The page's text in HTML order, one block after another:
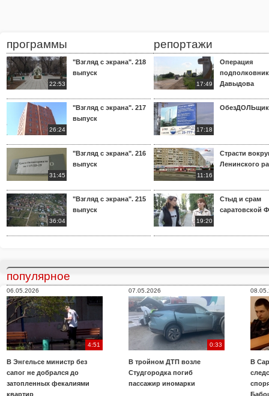
программы
22:53
"Взгляд с экрана". 218
выпуск
26:24
"Взгляд с экрана". 217
выпуск
31:45
"Взгляд с экрана". 216
выпуск
36:04
"Взгляд с экрана". 215
выпуск
репортажи
17:49
Операция
Давыдова
17:18
11:16
Страсти
Ленинского
19:20
Стыд и срам
саратовской
популярное
06.05.2026
4:51
В Энгельсе министр без
сапог не добрался до
затопленных фекалиями
квартир
07.05.2026
0:33
В тройном ДТП возле
Студгородка погиб
пассажир иномарки
В